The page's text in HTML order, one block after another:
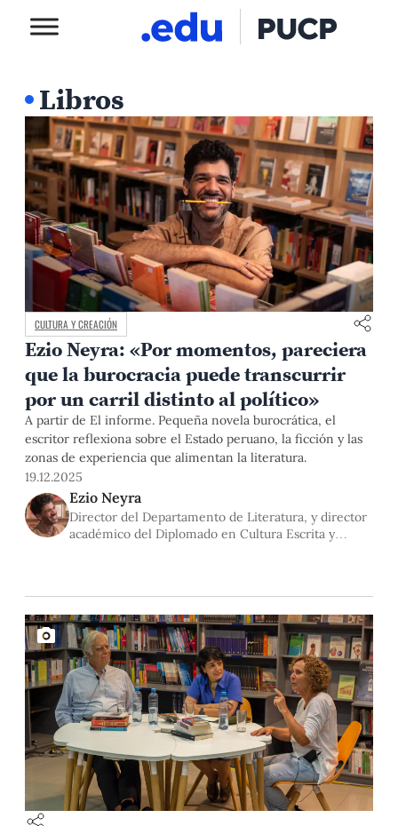
Libros
CULTURA Y CREACIÓN
Ezio Neyra: «Por momentos, pareciera
que la burocracia puede transcurrir
por un carril distinto al político»
A partir de El informe. Pequeña novela burocrática, el
escritor reflexiona sobre el Estado peruano, la ficción y las
zonas de experiencia que alimentan la literatura.
19.12.2025
Ezio Neyra
Director del Departamento de Literatura, y director
académico del Diplomado en Cultura Escrita y